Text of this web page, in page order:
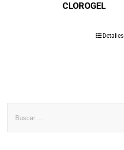
CLOROGEL
Detalles